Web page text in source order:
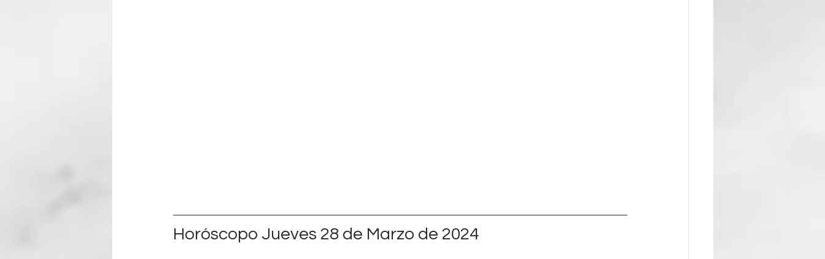
Horóscopo Jueves 28 de Marzo de 2024